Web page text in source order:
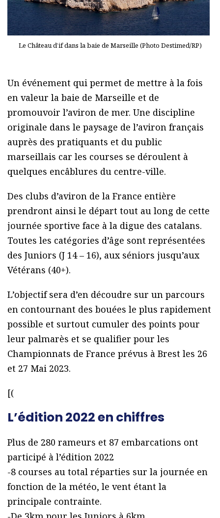
Le Château d’if dans la baie de Marseille (Photo Destimed/RP)
Un événement qui permet de mettre à la fois
en valeur la baie de Marseille et de
promouvoir l’aviron de mer. Une discipline
originale dans le paysage de l’aviron français
auprès des pratiquants et du public
marseillais car les courses se déroulent à
quelques encâblures du centre-ville.
Des clubs d’aviron de la France entière
prendront ainsi le départ tout au long de cette
journée sportive face à la digue des catalans.
Toutes les catégories d’âge sont représentées
des Juniors (J 14 – 16), aux séniors jusqu’aux
Vétérans (40+).
L’objectif sera d’en découdre sur un parcours
en contournant des bouées le plus rapidement
possible et surtout cumuler des points pour
leur palmarès et se qualifier pour les
Championnats de France prévus à Brest les 26
et 27 Mai 2023.
[(
L’édition 2022 en chiffres
Plus de 280 rameurs et 87 embarcations ont
participé à l’édition 2022
-8 courses au total réparties sur la journée en
fonction de la météo, le vent étant la
principale contrainte.